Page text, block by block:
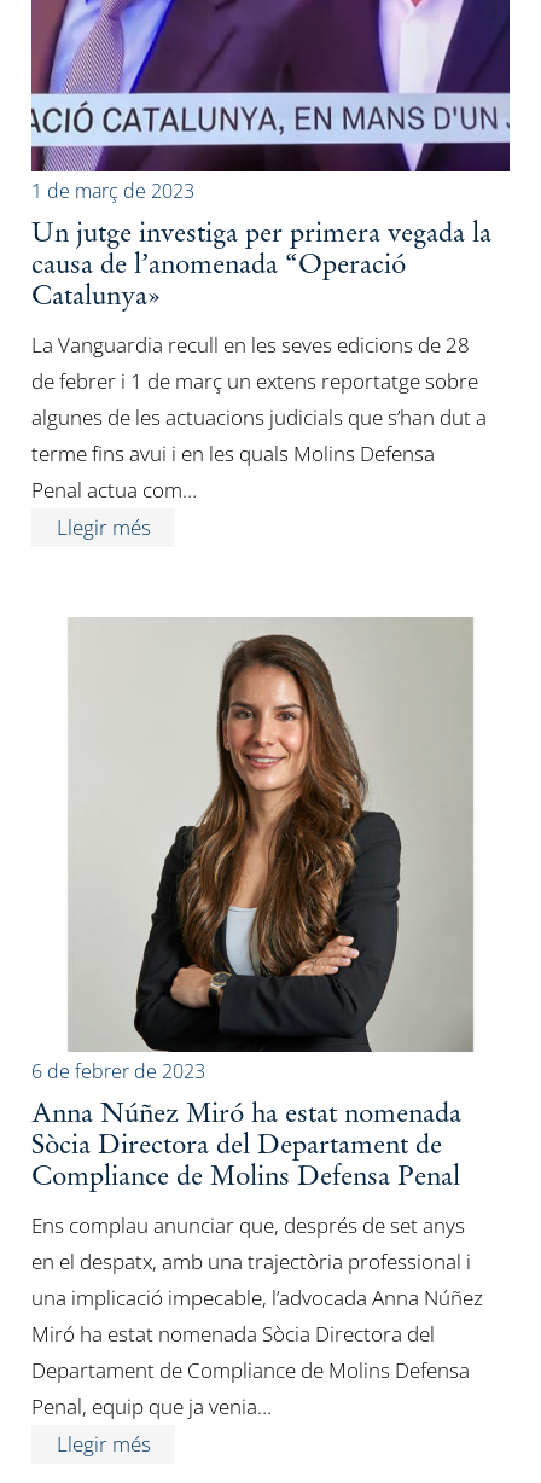
1 de març de 2023
Un jutge investiga per primera vegada la
causa de l’anomenada “Operació
Catalunya»
La Vanguardia recull en les seves edicions de 28
de febrer i 1 de març un extens reportatge sobre
algunes de les actuacions judicials que s’han dut a
terme fins avui i en les quals Molins Defensa
Penal actua com…
Llegir més
6 de febrer de 2023
Anna Núñez Miró ha estat nomenada
Sòcia Directora del Departament de
Compliance de Molins Defensa Penal
Ens complau anunciar que, després de set anys
en el despatx, amb una trajectòria professional i
una implicació impecable, l’advocada Anna Núñez
Miró ha estat nomenada Sòcia Directora del
Departament de Compliance de Molins Defensa
Penal, equip que ja venia…
Llegir més